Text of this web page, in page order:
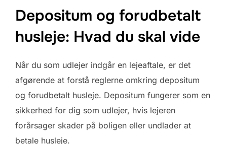
Depositum og forudbetalt
husleje: Hvad du skal vide
Når du som udlejer indgår en lejeaftale, er det
afgørende at forstå reglerne omkring depositum
og forudbetalt husleje. Depositum fungerer som en
sikkerhed for dig som udlejer, hvis lejeren
forårsager skader på boligen eller undlader at
betale husleje.